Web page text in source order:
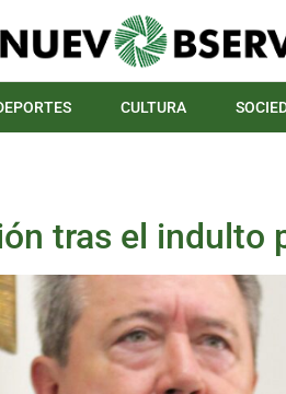
CULTURA
tras el indulto